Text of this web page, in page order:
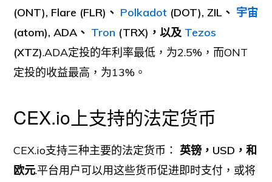
(ONT), Flare (FLR)、 Polkadot (DOT), ZIL、 宇宙
(atom), ADA、 Tron (TRX)，以及 Tezos
(XTZ).ADA定投的年利率最低，为2.5%，而ONT
定投的收益最高，为13%。
CEX.io上支持的法定货币
CEX.io支持三种主要的法定货币：英镑，USD，和
欧元.平台用户可以用这些货币促进即时支付，或将